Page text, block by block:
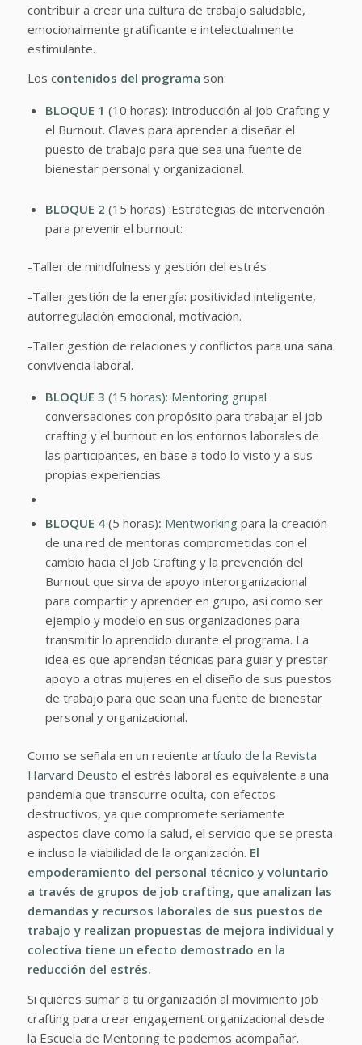
contribuir a crear una cultura de trabajo saludable,
emocionalmente gratificante e intelectualmente
estimulante.
Los contenidos del programa son:
BLOQUE 1 (10 horas): Introducción al Job Crafting y
el Burnout. Claves para aprender a diseñar el
puesto de trabajo para que sea una fuente de
bienestar personal y organizacional.
BLOQUE 2 (15 horas) :Estrategias de intervención
para prevenir el burnout:
-Taller de mindfulness y gestión del estrés
-Taller gestión de la energía: positividad inteligente,
autorregulación emocional, motivación.
-Taller gestión de relaciones y conflictos para una sana
convivencia laboral.
BLOQUE 3 (15 horas): Mentoring grupal
conversaciones con propósito para trabajar el job
crafting y el burnout en los entornos laborales de
las participantes, en base a todo lo visto y a sus
propias experiencias.
BLOQUE 4 (5 horas): Mentworkingpara la creación
de una red de mentoras comprometidas con el
cambio hacia el Job Crafting y la prevención del
Burnout que sirva de apoyo interorganizacional
para compartir y aprender en grupo, así como ser
ejemplo y modelo en sus organizaciones para
transmitir lo aprendido durante el programa. La
idea es que aprendan técnicas para guiar y prestar
apoyo a otras mujeres en el diseño de sus puestos
de trabajo para que sean una fuente de bienestar
personal y organizacional.
Como se señala en un reciente artículo de la Revista
Harvard Deusto el estrés laboral es equivalente a una
pandemia que transcurre oculta, con efectos
destructivos, ya que compromete seriamente
aspectos clave como la salud, el servicio que se presta
e incluso la viabilidad de la organización. El
empoderamiento del personal técnico y voluntario
a través de grupos de job crafting, que analizan las
demandas y recursos laborales de sus puestos de
trabajo y realizan propuestas de mejora individual y
colectiva tiene un efecto demostrado en la
reducción del estrés.
Si quieres sumar a tu organización al movimiento job
crafting para crear engagement organizacional desde
la Escuela de Mentoring te podemos acompañar.